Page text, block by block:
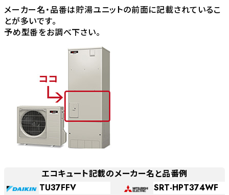
メーカー名・品番は貯湯ユニットの前面に記載されているこ
とが多いです。
予め型番をお調べ下さい。
エコキュート記載のメーカー名と品番例
TU37FFV
SRT-HPT374WF